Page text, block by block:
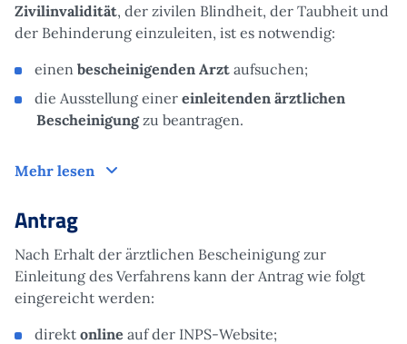
Zivilinvalidität, der zivilen Blindheit, der Taubheit und
der Behinderung einzuleiten, ist es notwendig:
einen bescheinigenden Arzt aufsuchen;
die Ausstellung einer einleitenden ärztlichen
Bescheinigung zu beantragen.
Mehr lesen Funktionsweise
Antrag
Nach Erhalt der ärztlichen Bescheinigung zur
Einleitung des Verfahrens kann der Antrag wie folgt
eingereicht werden:
direkt online auf der INPS-Website;